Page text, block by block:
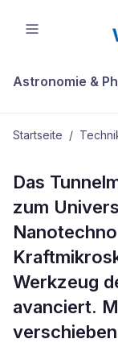
Astronomie &
Startseite /
Schweizer
Das
zum
Werkzeug
avanciert.